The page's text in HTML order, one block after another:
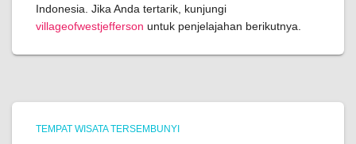
Indonesia. Jika Anda tertarik, kunjungi
villageofwestjefferson untuk penjelajahan berikutnya.
TEMPAT WISATA TERSEMBUNYI